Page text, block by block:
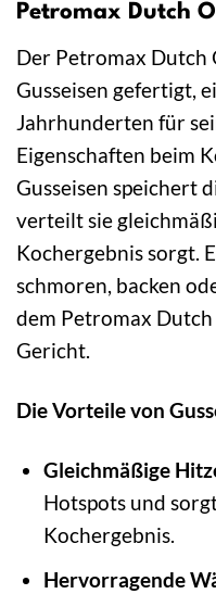
Petromax Dutch
Der Petromax Dutch
Gusseisen gefertigt,
Jahrhunderten für
Eigenschaften beim
Gusseisen speichert
verteilt sie
Kochergebnis sorgt.
schmoren, backen
dem Petromax
Gericht.
Die Vorteile von
Gleichmäßige
Hotspots und
Kochergebnis.
Hervorragende